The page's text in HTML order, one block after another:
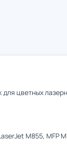
цветных
M855, MFP